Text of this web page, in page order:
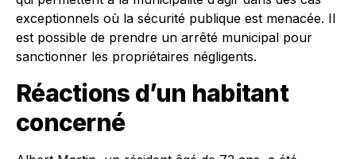
exceptionnels où la sécurité publique est menacée. Il
est possible de prendre un arrêté municipal pour
sanctionner les propriétaires négligents.
Réactions d’un habitant
concerné